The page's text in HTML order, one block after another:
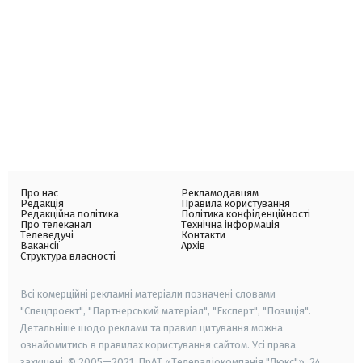
Про нас
Редакція
Редакційна політика
Про телеканал
Телеведучі
Вакансії
Структура власності
Рекламодавцям
Правила користування
Політика конфіденційності
Технічна інформація
Контакти
Архів
Всі комерційні рекламні матеріали позначені словами
"Спецпроєкт", "Партнерський матеріал", "Експерт", "Позиція".
Детальніше щодо реклами та правил цитування можна
ознайомитись в правилах користування сайтом. Усі права